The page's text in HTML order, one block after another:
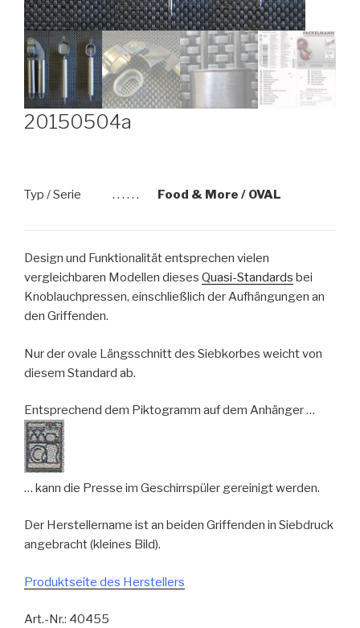
20150504a
Typ / Serie . . . . . . Food & More / OVAL
Design und Funktionalität entsprechen vielen
vergleichbaren Modellen dieses Quasi-Standards bei
Knoblauchpressen, einschließlich der Aufhängungen an
den Griffenden.
Nur der ovale Längsschnitt des Siebkorbes weicht von
diesem Standard ab.
Entsprechend dem Piktogramm auf dem Anhänger …
… kann die Presse im Geschirrspüler gereinigt werden.
Der Herstellername ist an beiden Griffenden in Siebdruck
angebracht (kleines Bild).
Produktseite des Herstellers
Art.-Nr.: 40455